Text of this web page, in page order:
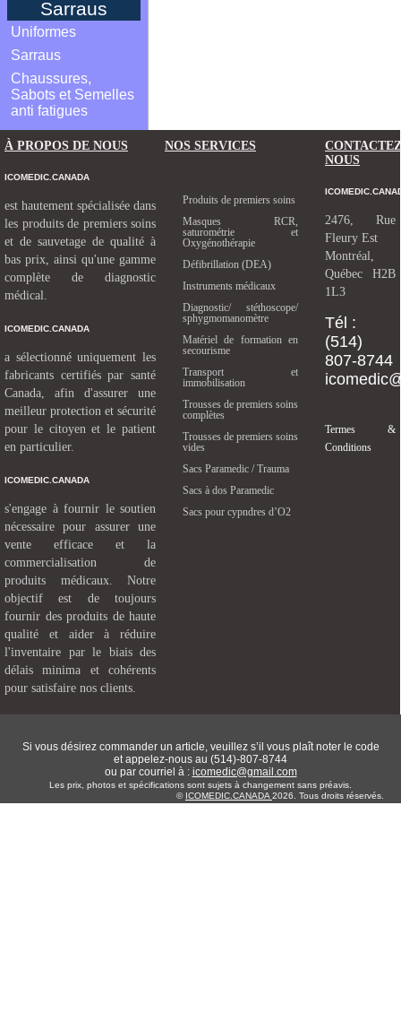
Sarraus
Uniformes
Sarraus
Chaussures,
Sabots et Semelles
anti fatigues
À PROPOS DE NOUS
ICOMEDIC.CANADA
est hautement spécialisée dans
les produits de premiers soins
et de sauvetage de qualité à
bas prix, ainsi qu'une gamme
complète de diagnostic
médical.
ICOMEDIC.CANADA
a sélectionné uniquement les
fabricants certifiés par santé
Canada, afin d'assurer une
meilleur protection et sécurité
pour le citoyen et le patient
en particulier.
ICOMEDIC.CANADA
s'engage à fournir le soutien
nécessaire pour assurer une
vente efficace et la
commercialisation de
produits médicaux. Notre
objectif est de toujours
fournir des produits de haute
qualité et aider à réduire
l'inventaire par le biais des
délais minima et cohérents
pour satisfaire nos clients.
NOS SERVICES
Produits de premiers soins
Masques RCR,
saturométrie et
Oxygénothérapie
Défibrillation (DEA)
Instruments médicaux
Diagnostic/ stéthoscope/
sphygmomanomètre
Matériel de formation en
secourisme
Transport et
immobilisation
Trousses de premiers soins
complètes
Trousses de premiers soins
vides
Sacs Paramedic / Trauma
Sacs à dos Paramedic
Sacs pour cypndres d’O2
CONTACTEZ
NOUS
2476, Rue
Fleury Est
Montréal,
Québec H2B
1L3
Tél :
(514)
807-8744
Termes &
Conditions
Si vous désirez commander un article, veuillez s’il vous plaît noter le code
et appelez-nous au (514)-807-8744
ou par courriel à : icomedic@gmail.com
Les prix, photos et spécifications sont sujets à changement sans préavis.
© ICOMEDIC.CANADA 2026. Tous droits réservés.